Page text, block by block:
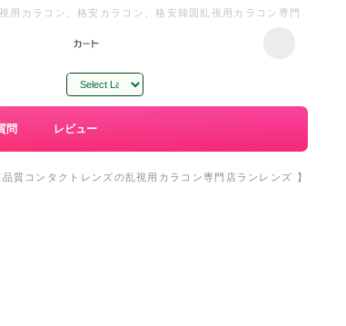
カラコン、格安カラコン、格安韓国乱視用カラコン専門
Powered by
問 レビュー
質コンタクトレンズの乱視用カラコン専門店ランレンズ 】